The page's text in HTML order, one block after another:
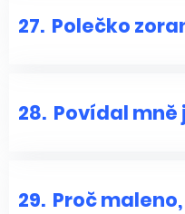
27. Polečko
28. Povídal
29. Proč